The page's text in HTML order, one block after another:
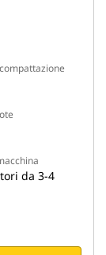
da 3-4